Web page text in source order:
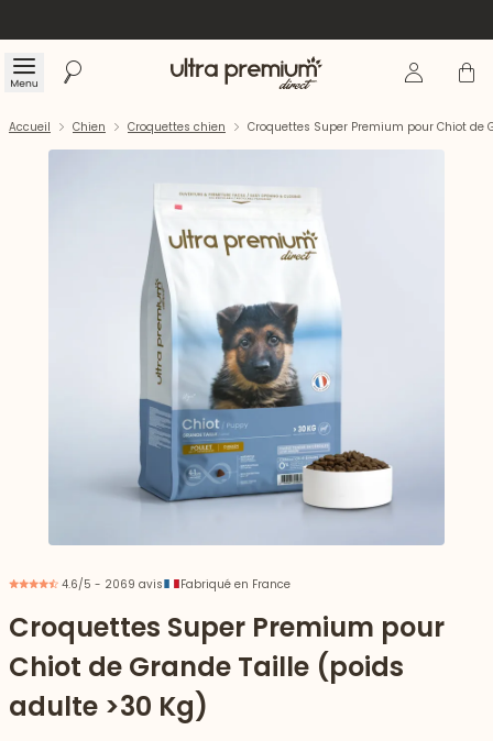
Menu Rechercher Accueil Se Panier
Accueil Chien Croquettes chien Croquettes Super Premium pour Chiot de
4.6/5 - 2069 avis Fabriqué en France
Croquettes Super Premium pour
Chiot de Grande Taille (poids
adulte >30 Kg)